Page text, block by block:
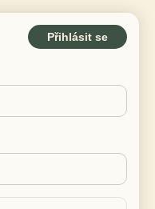
Přihlásit se